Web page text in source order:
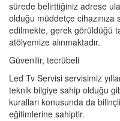
sürede belirttiğiniz adrese
olduğu müddetçe cihazınıza
edilmekte, gerek görüldüğü
atölyemize alınmaktadır.
Güvenilir, tecrübeli
Led Tv Servisi servisimiz
teknik bilgiye sahip olduğu
kuralları konusunda da
eğitimlerine sahiptir.